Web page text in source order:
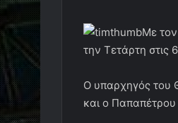
Mε
την Τετάρτη στις
Ο υπαρχηγός του
και ο